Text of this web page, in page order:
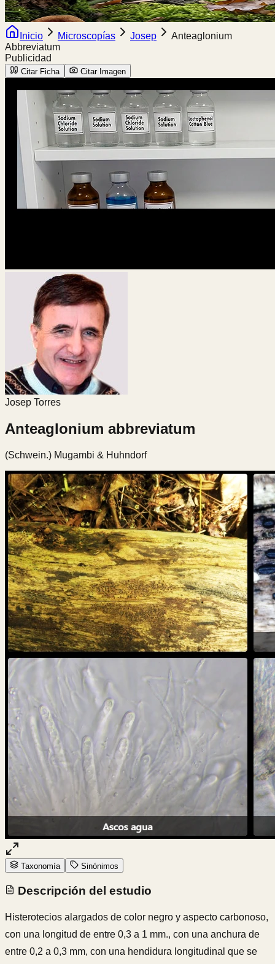
Inicio Microscopías Josep
Anteaglonium
Abbreviatum
Publicidad
Citar Ficha Citar Imagen
Josep Torres
Anteaglonium abbreviatum
(Schwein.) Mugambi & Huhndorf
Taxonomía Sinónimos
Descripción del estudio
Histerotecios alargados de color negro y aspecto carbonoso,
con una longitud de entre 0,3 a 1 mm., con una anchura de
entre 0,2 a 0,3 mm, con una hendidura longitudinal que se